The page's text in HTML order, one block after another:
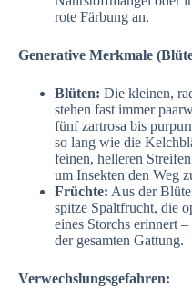
rote Färbung an.
Generative Merkmale
Blüten: Die kleinen,
stehen fast immer
fünf zartrosa bis
so lang wie die
feinen, helleren
um Insekten den Weg
Früchte: Aus der
spitze Spaltfrucht, die
eines Storchs erinnert
der gesamten Gattung.
Verwechslungsgefahren: